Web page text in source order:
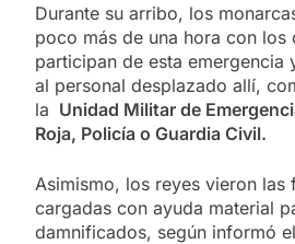
Durante su arribo, los
poco más de una hora con los
participan de esta emergencia
al personal desplazado allí,
la Unidad Militar de
Roja, Policía o Guardia Civil.
Asimismo, los reyes vieron las
cargadas con ayuda material
damnificados, según informó